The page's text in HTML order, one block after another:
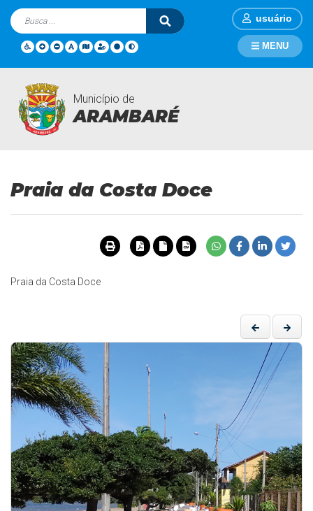
usuário
Município de
ARAMBARÉ
MENU
Turismo Página Inicial
Praia da Costa Doce
Praia da Costa Doce